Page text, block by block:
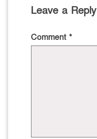
Leave a Reply
Comment *